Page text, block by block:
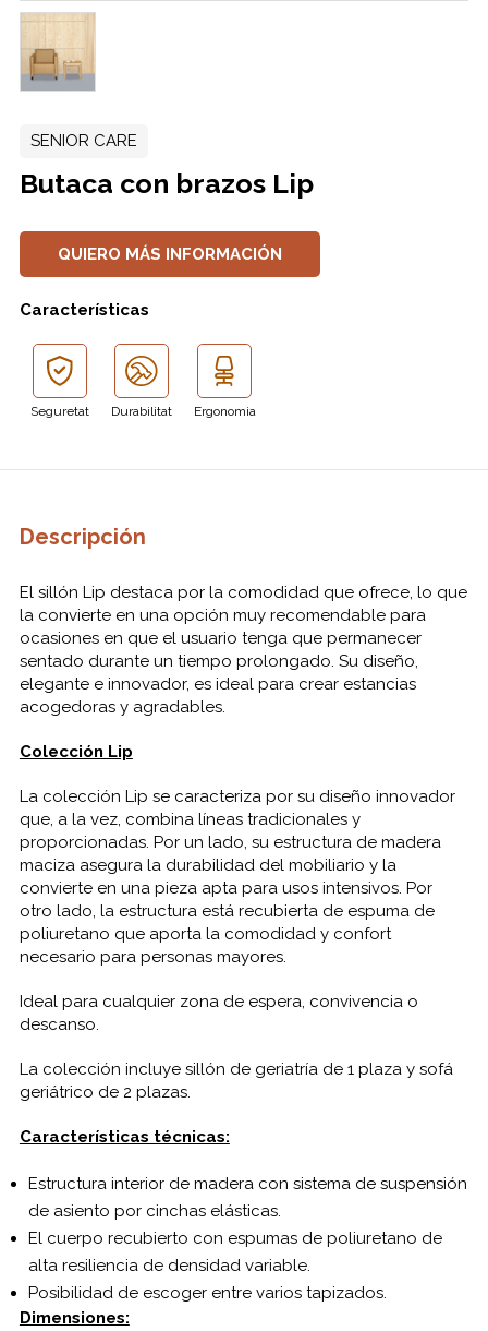
SENIOR CARE
Butaca con brazos Lip
QUIERO MÁS INFORMACIÓN
Características
Seguretat Durabilitat Ergonomia
Descripción
El sillón Lip destaca por la comodidad que ofrece, lo que
la convierte en una opción muy recomendable para
ocasiones en que el usuario tenga que permanecer
sentado durante un tiempo prolongado. Su diseño,
elegante e innovador, es ideal para crear estancias
acogedoras y agradables.
Colección Lip
La colección Lip se caracteriza por su diseño innovador
que, a la vez, combina líneas tradicionales y
proporcionadas. Por un lado, su estructura de madera
maciza asegura la durabilidad del mobiliario y la
convierte en una pieza apta para usos intensivos. Por
otro lado, la estructura está recubierta de espuma de
poliuretano que aporta la comodidad y confort
necesario para personas mayores.
Ideal para cualquier zona de espera, convivencia o
descanso.
La colección incluye sillón de geriatría de 1 plaza y sofá
geriátrico de 2 plazas.
Características técnicas:
Estructura interior de madera con sistema de suspensión
de asiento por cinchas elásticas.
El cuerpo recubierto con espumas de poliuretano de
alta resiliencia de densidad variable.
Posibilidad de escoger entre varios tapizados.
Dimensiones: